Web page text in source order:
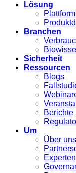
Lösung
Branchen
Sicherheit
Ressourcen
Blogs
Berichte
Um
Über uns